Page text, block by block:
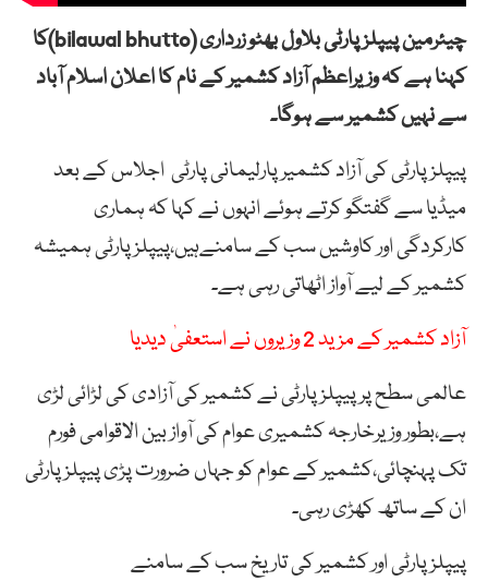
چیئرمین پیپلزپارٹی بلاول بھٹو زرداری (bilawal bhutto)کا
کہنا ہے کہ وزیراعظم آزاد کشمیر کے نام کا اعلان اسلام آباد
سے نہیں کشمیر سے ہوگا۔
پیپلزپارٹی کی آزاد کشمیر پارلیمانی پارٹی اجلاس کے بعد
میڈیا سے گفتگو کرتے ہوئے انہوں نے کہا کہ ہماری
کارکردگی اور کاوشیں سب کے سامنےہیں،پیپلزپارٹی ہمیشہ
کشمیر کے لیے آواز اٹھاتی رہی ہے۔
آزاد کشمیر کے مزید 2 وزیروں نے استعفیٰ دیدیا
عالمی سطح پر پیپلزپارٹی نے کشمیر کی آزادی کی لڑائی لڑی
ہے،بطور وزیرخارجہ کشمیری عوام کی آواز بین الاقوامی فورم
تک پہنچائی،کشمیر کے عوام کو جہاں ضرورت پڑی پیپلزپارٹی
ان کے ساتھ کھڑی رہی۔
پیپلزپارٹی اور کشمیر کی تاریخ سب کے سامنے